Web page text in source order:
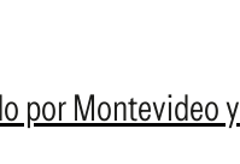
por Montevideo y